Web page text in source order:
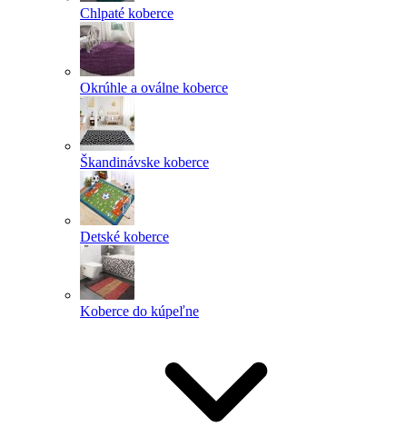
Chlpaté koberce
Okrúhle a oválne koberce
Škandinávske koberce
Detské koberce
Koberce do kúpeľne